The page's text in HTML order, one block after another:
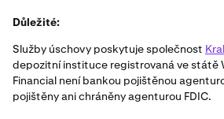
portfolia.
zkrachovala, může komisař
úřadu přijmout určitá opatření na
včetně zahájení likvidačního řízení
záležitostí této instituce. V
majetek držený na úschovním účtu
Důležité:
Služby úschovy poskytuje společnost
depozitní instituce registrovaná ve státě
Financial není bankou pojištěnou
pojištěny ani chráněny agenturou FDIC.